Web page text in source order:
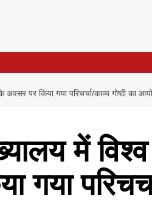
पर किया गया परिचर्चा/काव्य गोष्ठी का
में
गया